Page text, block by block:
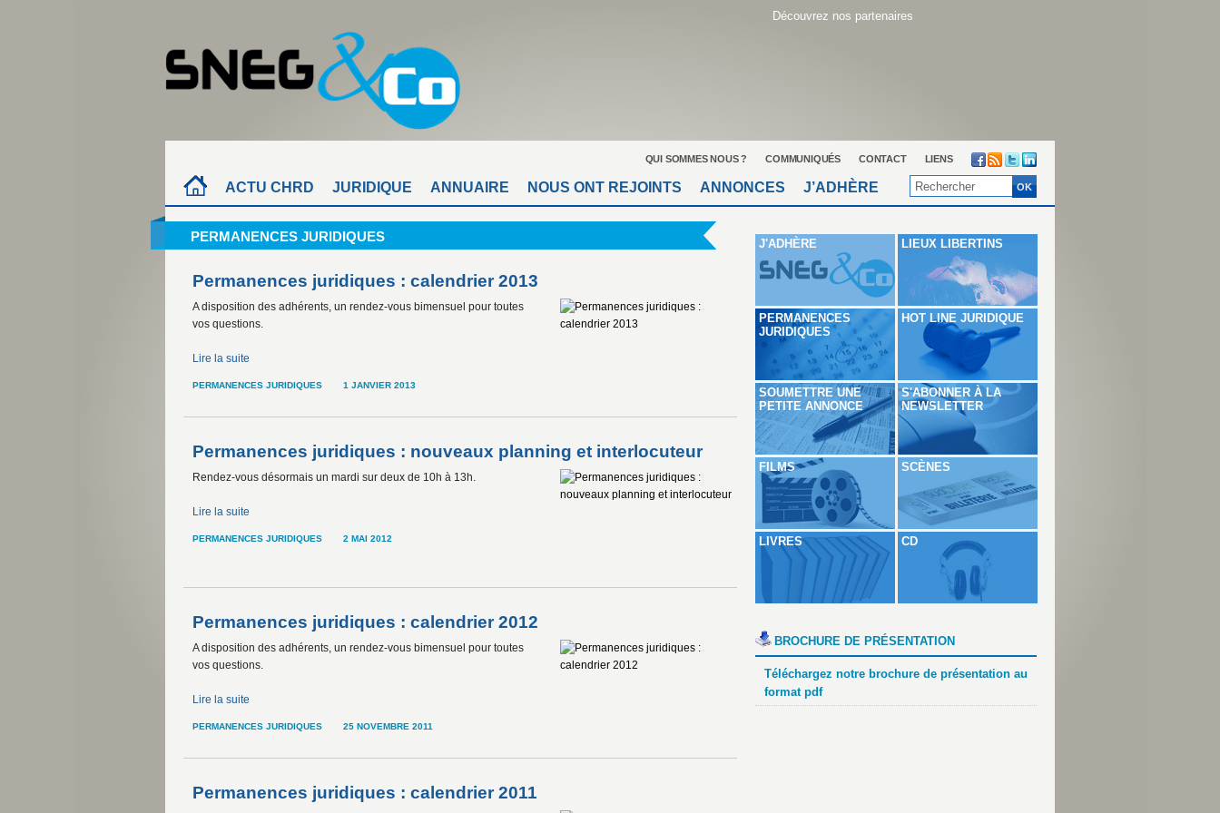
Découvrez nos partenaires
QUI SOMMES NOUS ? COMMUNIQUÉS CONTACT LIENS
ACTU CHRD JURIDIQUE ANNUAIRE NOUS ONT REJOINTS ANNONCES J’ADHÈRE
PERMANENCES JURIDIQUES
Permanences juridiques : calendrier 2013
A disposition des adhérents, un rendez-vous bimensuel pour toutes
vos questions.
Lire la suite
PERMANENCES JURIDIQUES 1 JANVIER 2013
Permanences juridiques : nouveaux planning et interlocuteur
Rendez-vous désormais un mardi sur deux de 10h à 13h.
Lire la suite
PERMANENCES JURIDIQUES 2 MAI 2012
Permanences juridiques : calendrier 2012
A disposition des adhérents, un rendez-vous bimensuel pour toutes
vos questions.
Lire la suite
PERMANENCES JURIDIQUES 25 NOVEMBRE 2011
Permanences juridiques : calendrier 2011
J'ADHÈRE LIEUX LIBERTINS
PERMANENCES
JURIDIQUES
HOT LINE JURIDIQUE
SOUMETTRE UNE
PETITE ANNONCE
S'ABONNER À LA
NEWSLETTER
FILMS SCÈNES
LIVRES CD
BROCHURE DE PRÉSENTATION
Téléchargez notre brochure de présentation au
format pdf